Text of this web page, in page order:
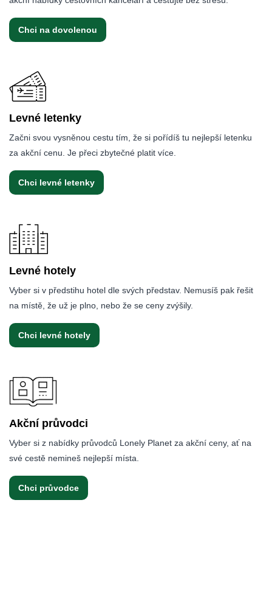
Chci na dovolenou
Levné letenky
Začni svou vysněnou cestu tím, že si pořídíš tu nejlepší letenku
za akční cenu. Je přeci zbytečné platit více.
Chci levné letenky
Levné hotely
Vyber si v předstihu hotel dle svých představ. Nemusíš pak řešit
na místě, že už je plno, nebo že se ceny zvýšily.
Chci levné hotely
Akční průvodci
Vyber si z nabídky průvodců Lonely Planet za akční ceny, ať na
své cestě nemineš nejlepší místa.
Chci průvodce